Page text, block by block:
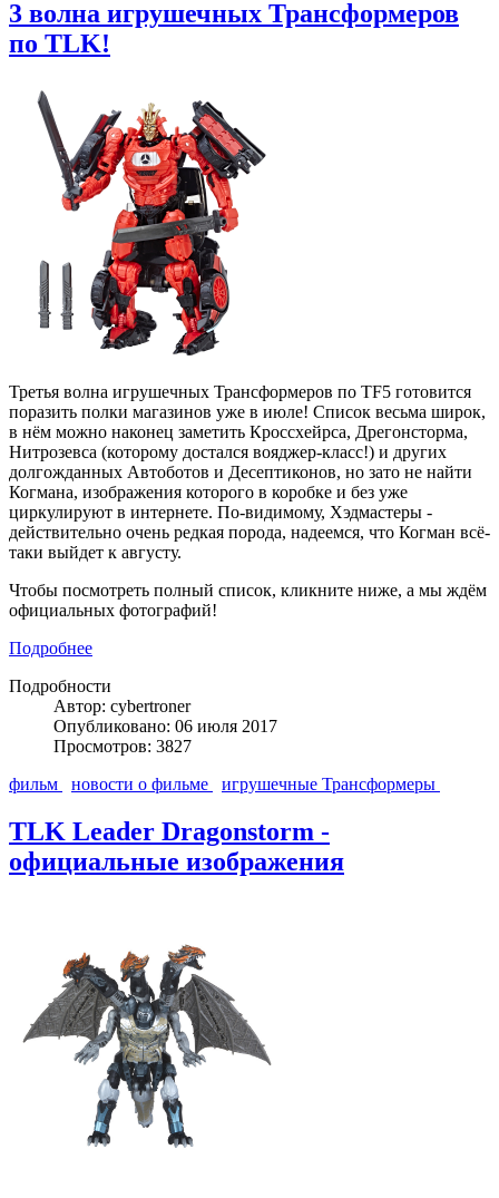
3 волна игрушечных Трансформеров
по TLK!
Третья волна игрушечных Трансформеров по TF5 готовится
поразить полки магазинов уже в июле! Список весьма широк,
в нём можно наконец заметить Кроссхейрса, Дрегонсторма,
Нитрозевса (которому достался вояджер-класс!) и других
долгожданных Автоботов и Десептиконов, но зато не найти
Когмана, изображения которого в коробке и без уже
циркулируют в интернете. По-видимому, Хэдмастеры -
действительно очень редкая порода, надеемся, что Когман всё-
таки выйдет к августу.
Чтобы посмотреть полный список, кликните ниже, а мы ждём
официальных фотографий!
Подробнее
Подробности
Автор: cybertroner
Опубликовано: 06 июля 2017
Просмотров: 3827
фильм
новости о фильме игрушечные Трансформеры
TLK Leader Dragonstorm -
официальные изображения